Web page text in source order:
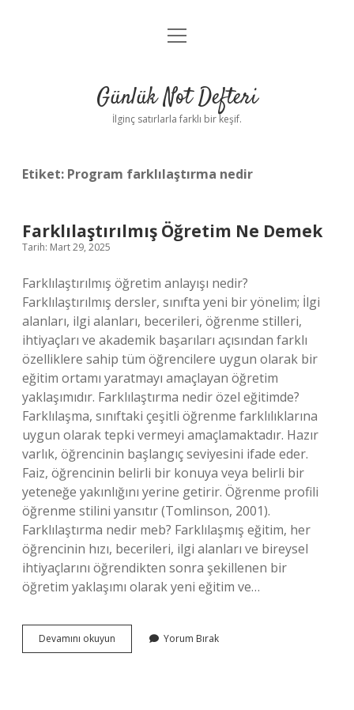
Anasayfa
Yasal Uyarı
menüyü
Günlük Not Defteri
İlginç satırlarla farklı bir keşif.
Etiket: Program farklılaştırma nedir
Farklılaştırılmış Öğretim Ne Demek
Tarih: Mart 29, 2025
Farklılaştırılmış öğretim anlayışı nedir?
Farklılaştırılmış dersler, sınıfta yeni bir yönelim; İlgi
alanları, ilgi alanları, becerileri, öğrenme stilleri,
ihtiyaçları ve akademik başarıları açısından farklı
özelliklere sahip tüm öğrencilere uygun olarak bir
eğitim ortamı yaratmayı amaçlayan öğretim
yaklaşımıdır. Farklılaştırma nedir özel eğitimde?
Farklılaşma, sınıftaki çeşitli öğrenme farklılıklarına
uygun olarak tepki vermeyi amaçlamaktadır. Hazır
varlık, öğrencinin başlangıç ​​seviyesini ifade eder.
Faiz, öğrencinin belirli bir konuya veya belirli bir
yeteneğe yakınlığını yerine getirir. Öğrenme profili
öğrenme stilini yansıtır (Tomlinson, 2001).
Farklılaştırma nedir meb? Farklılaşmış eğitim, her
öğrencinin hızı, becerileri, ilgi alanları ve bireysel
ihtiyaçlarını öğrendikten sonra şekillenen bir
öğretim yaklaşımı olarak yeni eğitim ve…
Devamını okuyun Farklılaştırılmış
Öğretim
Yorum Bırak